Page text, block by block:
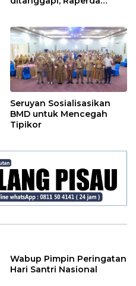
Seruyan Sosialisasikan
BMD untuk Mencegah
Tipikor
Wabup Pimpin Peringatan
Hari Santri Nasional